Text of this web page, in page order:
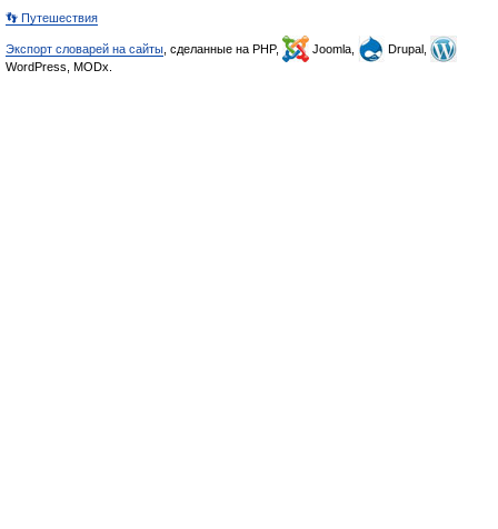
👣 Путешествия
Экспорт словарей на сайты , сделанные на PHP, Joomla,
Drupal,
WordPress, MODx.